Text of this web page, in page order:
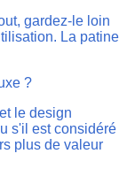
gardez-le loin
La patine
?
le design
s'il est considéré
plus de valeur